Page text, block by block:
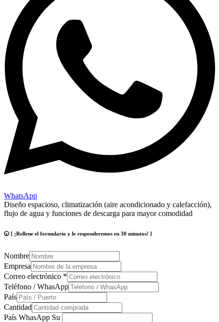
WhatsApp
Diseño espacioso, climatización (aire acondicionado y calefacción),
flujo de agua y funciones de descarga para mayor comodidad
🕢 [ ¡Rellene el formulario y le responderemos en 30 minutos! ]
Nombre
Empresa
Correo electrónico *
Teléfono / WhasApp
País
Cantidad
País WhasApp Su